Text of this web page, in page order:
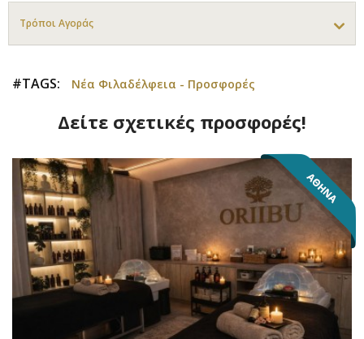
Τρόποι Αγοράς
#TAGS: Νέα Φιλαδέλφεια - Προσφορές
Δείτε σχετικές προσφορές!